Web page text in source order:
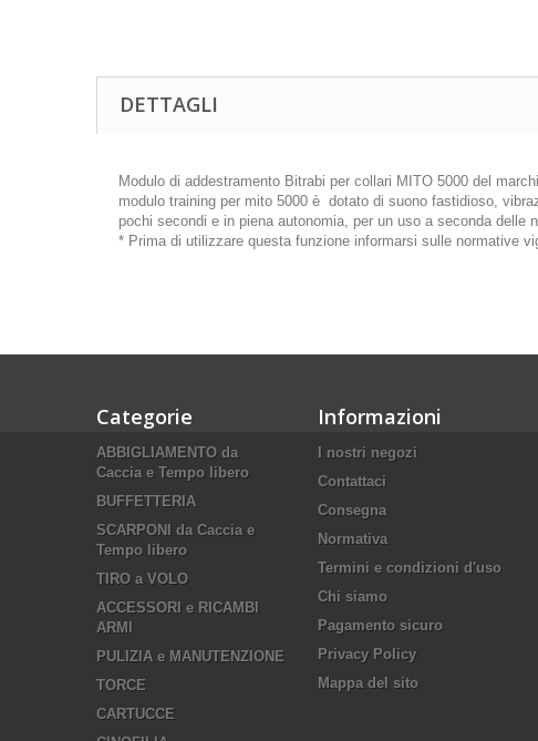
DETTAGLI
Modulo di addestramento Bitrabi per collari MITO 5000 del
modulo training per mito 5000 è dotato di suono fastidioso,
pochi secondi e in piena autonomia, per un uso a seconda delle
* Prima di utilizzare questa funzione informarsi sulle normative
Categorie
ABBIGLIAMENTO da
Caccia e Tempo libero
BUFFETTERIA
SCARPONI da Caccia e
Tempo libero
TIRO a VOLO
ACCESSORI e RICAMBI
ARMI
PULIZIA e MANUTENZIONE
TORCE
CARTUCCE
Informazioni
I nostri negozi
Contattaci
Consegna
Normativa
Termini e condizioni d'uso
Chi siamo
Pagamento sicuro
Privacy Policy
Mappa del sito